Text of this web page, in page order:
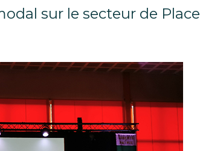
sur le secteur de Place